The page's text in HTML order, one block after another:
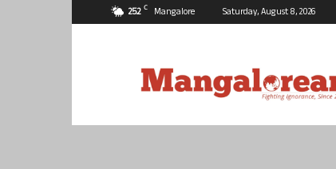
25.2 C Mangalore Saturday, August 8, 2026